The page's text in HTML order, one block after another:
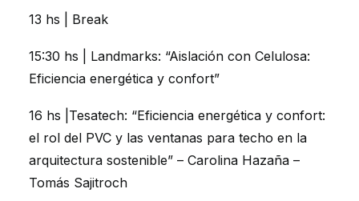
13 hs | Break
15:30 hs | Landmarks: “Aislación con Celulosa:
Eficiencia energética y confort”
16 hs |Tesatech: “Eficiencia energética y confort:
el rol del PVC y las ventanas para techo en la
arquitectura sostenible” – Carolina Hazaña –
Tomás Sajitroch